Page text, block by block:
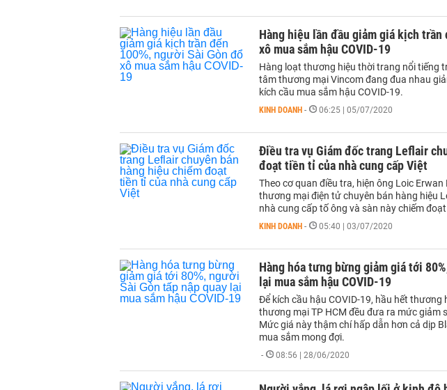
Hàng hiệu lần đầu giảm giá kịch trần
xô mua sắm hậu COVID-19
Hàng loạt thương hiệu thời trang nổi tiếng
tâm thương mại Vincom đang đua nhau
kích cầu mua sắm hậu COVID-19.
KINH DOANH - 06:25 | 05/07/2020
Điều tra vụ Giám đốc trang Leflair
đoạt tiền tỉ của nhà cung cấp Việt
Theo cơ quan điều tra, hiện ông Loic Erwan
thương mại điện tử chuyên bán hàng hiệu
nhà cung cấp tố ông và sàn này chiếm
KINH DOANH - 05:40 | 03/07/2020
Hàng hóa tưng bừng giảm giá tới
lại mua sắm hậu COVID-19
Để kích cầu hậu COVID-19, hầu hết
thương mại TP HCM đều đưa ra mức giảm
Mức giá này thậm chí hấp dẫn hơn cả dịp
mua sắm mong đợi.
- 08:56 | 28/06/2020